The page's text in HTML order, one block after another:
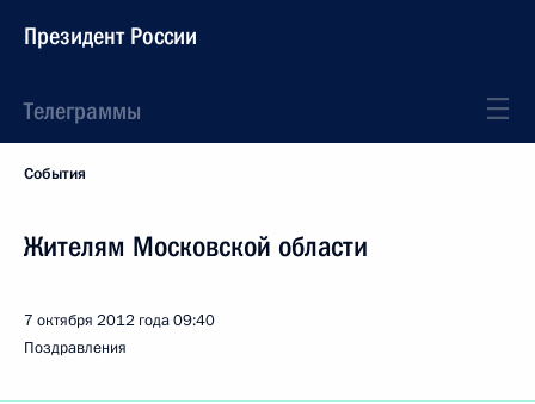
Президент России
Телеграммы
События
Жителям Московской области
7 октября 2012 года09:40
Поздравления